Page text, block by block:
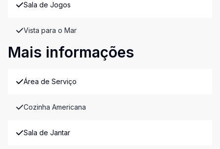
Sala de Jogos
Vista para o Mar
Mais informações
Área de Serviço
Cozinha Americana
Sala de Jantar